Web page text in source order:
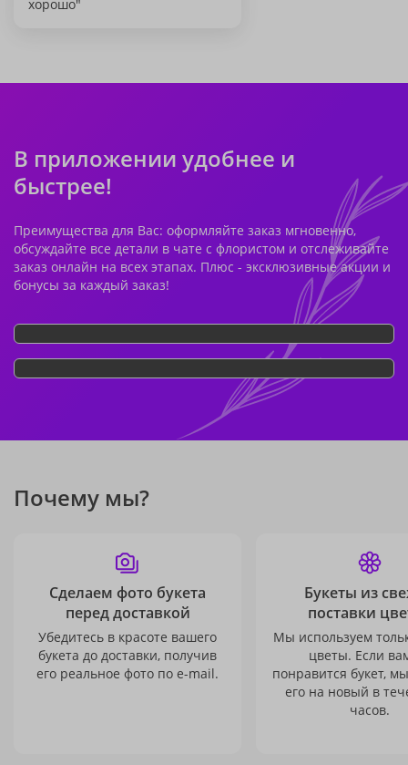
хорошо"
В приложении удобнее и
быстрее!
Преимущества для Вас: оформляйте заказ мгновенно,
обсуждайте все детали в чате с флористом и отслеживайте
заказ онлайн на всех этапах. Плюс - эксклюзивные акции и
бонусы за каждый заказ!
Почему мы?
Сделаем фото букета
перед доставкой
Убедитесь в красоте вашего
букета до доставки, получив
его реальное фото по e-mail.
Букеты из
поставки
Мы используем
цветы. Если
понравится букет,
его на новый в
часов.